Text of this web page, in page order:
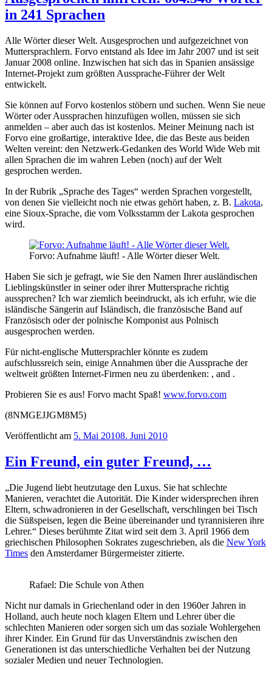
in 241 Sprachen
Alle Wörter dieser Welt. Ausgesprochen und aufgezeichnet von
Muttersprachlern. Forvo entstand als Idee im Jahr 2007 und ist seit
Januar 2008 online. Inzwischen hat sich das in Spanien ansässige
Internet-Projekt zum größten Aussprache-Führer der Welt
entwickelt.
Sie können auf Forvo kostenlos stöbern und suchen. Wenn Sie neue
Wörter oder Aussprachen hinzufügen wollen, müssen sie sich
anmelden – aber auch das ist kostenlos. Meiner Meinung nach ist
Forvo eine großartige, interaktive Idee, die das Beste aus beiden
Welten vereint: den Netzwerk-Gedanken des World Wide Web mit
allen Sprachen die im wahren Leben (noch) auf der Welt
gesprochen werden.
In der Rubrik „Sprache des Tages“ werden Sprachen vorgestellt,
von denen Sie vielleicht noch nie etwas gehört haben, z. B. Lakota,
eine Sioux-Sprache, die vom Volksstamm der Lakota gesprochen
wird.
Forvo: Aufnahme läuft! - Alle Wörter dieser Welt.
Haben Sie sich je gefragt, wie Sie den Namen Ihrer ausländischen
Lieblingskünstler in seiner oder ihrer Muttersprache richtig
aussprechen? Ich war ziemlich beeindruckt, als ich erfuhr, wie die
isländische Sängerin auf Isländisch, die französische Band auf
Französisch oder der polnische Komponist aus Polnisch
ausgesprochen werden.
Für nicht-englische Muttersprachler könnte es zudem
aufschlussreich sein, einige Annahmen über die Aussprache der
weltweit größten Internet-Firmen neu zu überdenken: , and .
Probieren Sie es aus! Forvo macht Spaß! www.forvo.com
(8NMGEJJGM8M5)
Veröffentlicht am 5. Mai 20108. Juni 2010
Ein Freund, ein guter Freund, …
„Die Jugend liebt heutzutage den Luxus. Sie hat schlechte
Manieren, verachtet die Autorität. Die Kinder widersprechen ihren
Eltern, schwadronieren in der Gesellschaft, verschlingen bei Tisch
die Süßspeisen, legen die Beine übereinander und tyrannisieren ihre
Lehrer.“ Dieses berühmte Zitat wird seit dem 3. April 1966 dem
griechischen Philosophen Sokrates zugeschrieben, als die New York
Times den Amsterdamer Bürgermeister zitierte.
Rafael: Die Schule von Athen
Nicht nur damals in Griechenland oder in den 1960er Jahren in
Holland, auch heute noch klagen Eltern und Lehrer über die
schlechten Manieren oder sorgen sich um das soziale Wohlergehen
ihrer Kinder. Ein Grund für das Unverständnis zwischen den
Generationen ist das unterschiedliche Verhalten bei der Nutzung
sozialer Medien und neuer Technologien.